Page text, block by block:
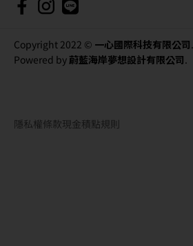
Copyright 2022 © 一心國際科技有限公司
Powered by蔚藍海岸夢想設計有限公司.
隱私權條款現金積點規則